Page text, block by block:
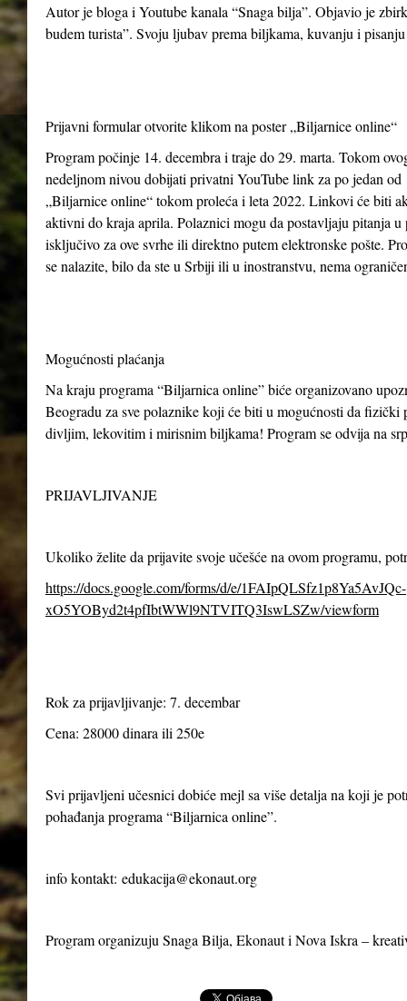
Autor je bloga i Youtube kanala “Snaga bilja”. Objavio je
budem turista”. Svoju ljubav prema biljkama, kuvanju i
Prijavni formular otvorite klikom na poster „Biljarnice online“
Program počinje 14. decembra i traje do 29. marta. Tokom
nedeljnom nivou dobijati privatni YouTube link za po jedan
„Biljarnice online“ tokom proleća i leta 2022. Linkovi će biti
aktivni do kraja aprila. Polaznici mogu da postavljaju pitanja
isključivo za ove svrhe ili direktno putem elektronske pošte.
se nalazite, bilo da ste u Srbiji ili u inostranstvu, nema
Mogućnosti plaćanja
Na kraju programa “Biljarnica online” biće organizovano
Beogradu za sve polaznike koji će biti u mogućnosti da
divljim, lekovitim i mirisnim biljkama! Program se odvija na
PRIJAVLJIVANJE
Ukoliko želite da prijavite svoje učešće na ovom programu,
https://docs.google.com/forms/d/e/1FAIpQLSfz1p8Ya5AvJQc-
xO5YOByd2t4pfIbtWWl9NTVITQ3IswLSZw/viewform
Rok za prijavljivanje: 7. decembar
Cena: 28000 dinara ili 250e
Svi prijavljeni učesnici dobiće mejl sa više detalja na koji je
pohađanja programa “Biljarnica online”.
info kontakt: edukacija@ekonaut.org
Program organizuju Snaga Bilja, Ekonaut i Nova Iskra –